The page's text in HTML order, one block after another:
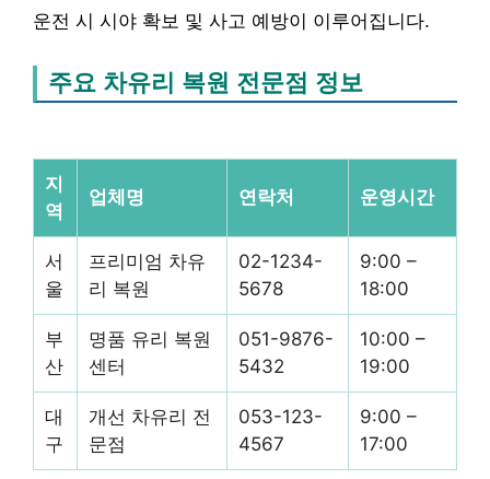
운전 시 시야 확보 및 사고 예방이 이루어집니다.
주요 차유리 복원 전문점 정보
지
역
업체명 연락처 운영시간
서
울
프리미엄 차유
리 복원
02-1234-
5678
9:00 –
18:00
부
산
명품 유리 복원
센터
051-9876-
5432
10:00 –
19:00
대
구
개선 차유리 전
문점
053-123-
4567
9:00 –
17:00